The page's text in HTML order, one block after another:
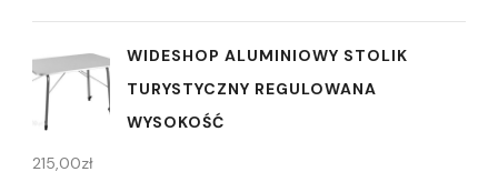
WIDESHOP ALUMINIOWY STOLIK
TURYSTYCZNY REGULOWANA
WYSOKOŚĆ
215,00zł